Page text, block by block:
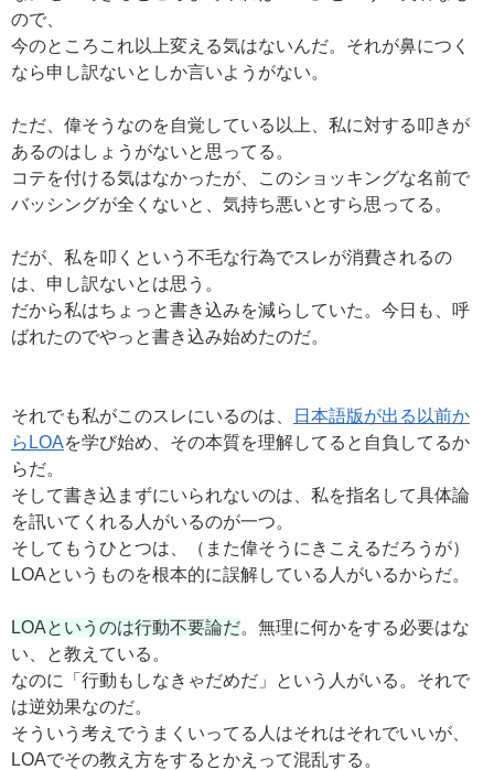
ので、
今のところこれ以上変える気はないんだ。それが鼻につく
なら申し訳ないとしか言いようがない。
ただ、偉そうなのを自覚している以上、私に対する叩きが
あるのはしょうがないと思ってる。
コテを付ける気はなかったが、このショッキングな名前で
バッシングが全くないと、気持ち悪いとすら思ってる。
だが、私を叩くという不毛な行為でスレが消費されるの
は、申し訳ないとは思う。
だから私はちょっと書き込みを減らしていた。今日も、呼
ばれたのでやっと書き込み始めたのだ。
それでも私がこのスレにいるのは、
日本語版が出る以前か
らLOAを学び始め、その本質を理解してると自負してるか
らだ。
そして書き込まずにいられないのは、私を指名して具体論
を訊いてくれる人がいるのが一つ。
そしてもうひとつは、（また偉そうにきこえるだろうが）
LOAというものを根本的に誤解している人がいるからだ。
LOAというのは行動不要論だ。無理に何かをする必要はな
い、と教えている。
なのに「行動もしなきゃだめだ」という人がいる。それで
は逆効果なのだ。
そういう考えでうまくいってる人はそれはそれでいいが、
LOAでその教え方をするとかえって混乱する。